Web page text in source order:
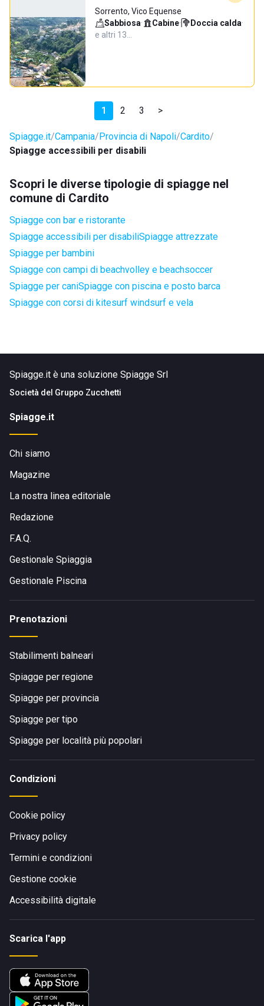
Sorrento, Vico Equense
Sabbiosa· Cabine· Doccia calda·
e altri 13…
1 2 3 >
Spiagge.it Campania Provincia di Napoli Cardito
Spiagge accessibili per disabili
Scopri le diverse tipologie di spiagge nel
comune di Cardito
Spiagge con bar e ristorante
Spiagge accessibili per disabiliSpiagge attrezzate
Spiagge per bambini
Spiagge con campi di beachvolley e beachsoccer
Spiagge per caniSpiagge con piscina e posto barca
Spiagge con corsi di kitesurf windsurf e vela
Spiagge.it è una soluzione Spiagge Srl
Società del Gruppo Zucchetti
Spiagge.it
Chi siamo
Magazine
La nostra linea editoriale
Redazione
F.A.Q.
Gestionale Spiaggia
Gestionale Piscina
Prenotazioni
Stabilimenti balneari
Spiagge per regione
Spiagge per provincia
Spiagge per tipo
Spiagge per località più popolari
Condizioni
Cookie policy
Privacy policy
Termini e condizioni
Gestione cookie
Accessibilità digitale
Scarica l'app